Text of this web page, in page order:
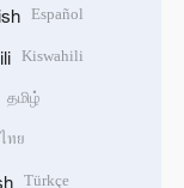
Español
Kiswahili
தமிழ்
ไทย
Türkçe